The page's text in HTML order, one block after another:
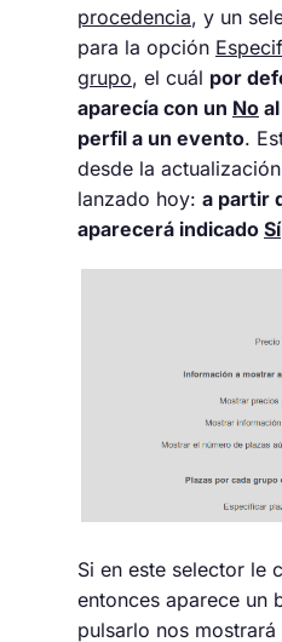
procedencia, y un
para la opción
grupo, el cuál por
aparecía con un No
perfil a un evento.
desde la
lanzado hoy: a partir
aparecerá indicado Sí
Si en este selector le
entonces aparece un
pulsarlo nos